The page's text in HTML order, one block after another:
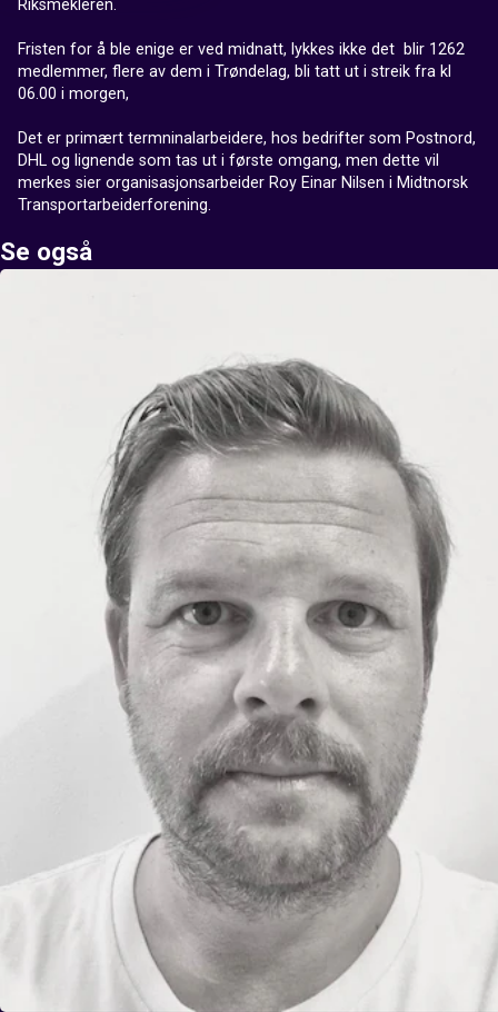
Riksmekleren.
Fristen for å ble enige er ved midnatt, lykkes ikke det  blir 1262
medlemmer, flere av dem i Trøndelag, bli tatt ut i streik fra kl
06.00 i morgen,
Det er primært termninalarbeidere, hos bedrifter som Postnord,
DHL og lignende som tas ut i første omgang, men dette vil
merkes sier organisasjonsarbeider Roy Einar Nilsen i Midtnorsk
Transportarbeiderforening.
Se også